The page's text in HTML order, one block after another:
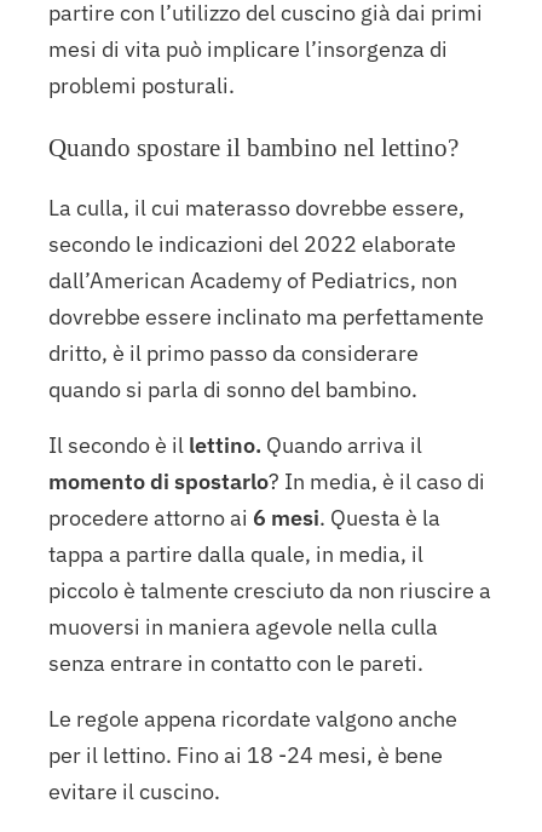
partire con l’utilizzo del cuscino già dai primi
mesi di vita può implicare l’insorgenza di
problemi posturali.
Quando spostare il bambino nel lettino?
La culla, il cui materasso dovrebbe essere,
secondo le indicazioni del 2022 elaborate
dall’American Academy of Pediatrics, non
dovrebbe essere inclinato ma perfettamente
dritto, è il primo passo da considerare
quando si parla di sonno del bambino.
Il secondo è il lettino. Quando arriva il
momento di spostarlo? In media, è il caso di
procedere attorno ai 6 mesi. Questa è la
tappa a partire dalla quale, in media, il
piccolo è talmente cresciuto da non riuscire a
muoversi in maniera agevole nella culla
senza entrare in contatto con le pareti.
Le regole appena ricordate valgono anche
per il lettino. Fino ai 18 -24 mesi, è bene
evitare il cuscino.